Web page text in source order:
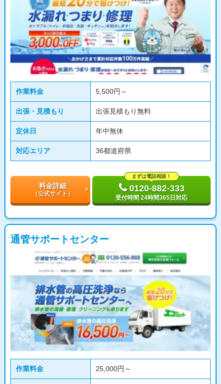
作業料金 5,500円～
出張・見積もり 出張見積もり無料
定休日 年中無休
対応エリア 36都道府県
料金詳細
（公式サイト）
まずは電話相談！
0120-882-333
受付時間 24時間365日対応
通管サポートセンター
作業料金 25,000円～